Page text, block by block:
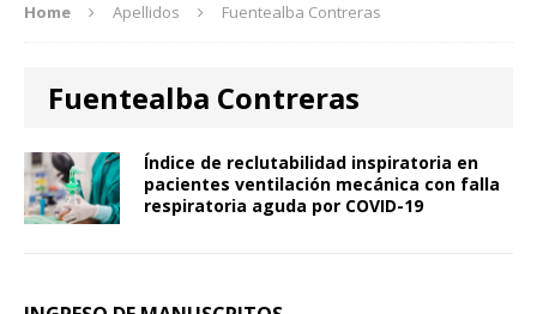
Home Apellidos Fuentealba Contreras
Fuentealba Contreras
Índice de reclutabilidad inspiratoria en
pacientes ventilación mecánica con falla
respiratoria aguda por COVID-19